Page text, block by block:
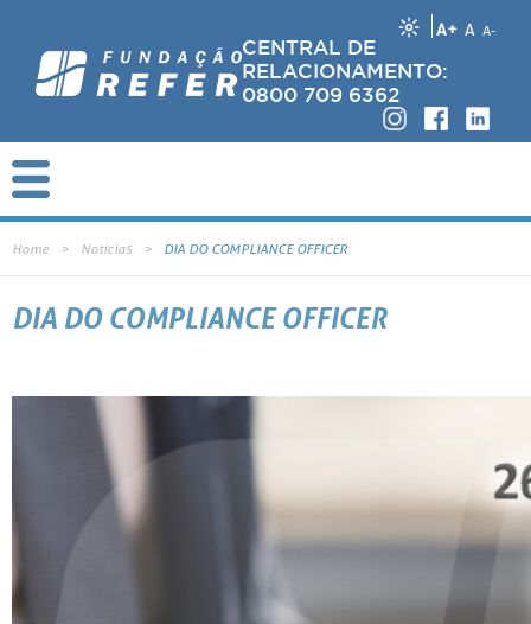
A+ A A-
CENTRAL DE
RELACIONAMENTO:
0800 709 6362
Home Notícias DIA DO COMPLIANCE OFFICER
DIA DO COMPLIANCE OFFICER